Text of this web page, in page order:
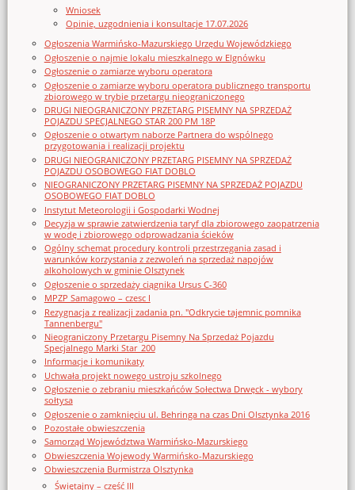
Wniosek
Opinie, uzgodnienia i konsultacje 17.07.2026
Ogłoszenia Warmińsko-Mazurskiego Urzędu Wojewódzkiego
Ogłoszenie o najmie lokalu mieszkalnego w Elgnówku
Ogłoszenie o zamiarze wyboru operatora
Ogłoszenie o zamiarze wyboru operatora publicznego transportu
zbiorowego w trybie przetargu nieograniczonego
DRUGI NIEOGRANICZONY PRZETARG PISEMNY NA SPRZEDAŻ
POJAZDU SPECJALNEGO STAR 200 PM 18P
Ogłoszenie o otwartym naborze Partnera do wspólnego
przygotowania i realizacji projektu
DRUGI NIEOGRANICZONY PRZETARG PISEMNY NA SPRZEDAŻ
POJAZDU OSOBOWEGO FIAT DOBLO
NIEOGRANICZONY PRZETARG PISEMNY NA SPRZEDAŻ POJAZDU
OSOBOWEGO FIAT DOBLO
Instytut Meteorologii i Gospodarki Wodnej
Decyzja w sprawie zatwierdzenia taryf dla zbiorowego zaopatrzenia
w wodę i zbiorowego odprowadzania ścieków
Ogólny schemat procedury kontroli przestrzegania zasad i
warunków korzystania z zezwoleń na sprzedaż napojów
alkoholowych w gminie Olsztynek
Ogłoszenie o sprzedaży ciągnika Ursus C-360
MPZP Samagowo – czesc I
Rezygnacja z realizacji zadania pn. "Odkrycie tajemnic pomnika
Tannenbergu"
Nieograniczony Przetargu Pisemny Na Sprzedaż Pojazdu
Specjalnego Marki Star_200
Informacje i komunikaty
Uchwała projekt nowego ustroju szkolnego
Ogłoszenie o zebraniu mieszkańców Sołectwa Drwęck - wybory
sołtysa
Ogłoszenie o zamknięciu ul. Behringa na czas Dni Olsztynka 2016
Pozostałe obwieszczenia
Samorząd Województwa Warmińsko-Mazurskiego
Obwieszczenia Wojewody Warmińsko-Mazurskiego
Obwieszczenia Burmistrza Olsztynka
Świętajny – część III